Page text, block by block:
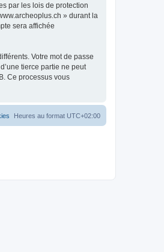
par les lois de protection
» durant la
sera affichée
Votre mot de passe
tierce partie ne peut
Ce processus vous
Heures au format UTC+02:00